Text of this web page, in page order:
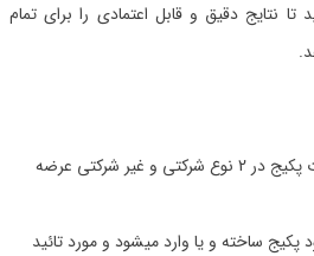
تا نتایج دقیق و قابل اعتمادی را برای تمام
قطعات پکیج در 2 نوع شرکتی و غیر شرکتی عرضه
ساخته و یا وارد میشود و مورد تائید